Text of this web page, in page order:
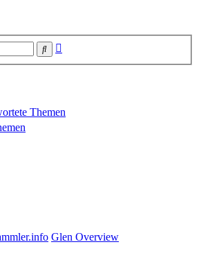
Suche
Themen
Glen Overview